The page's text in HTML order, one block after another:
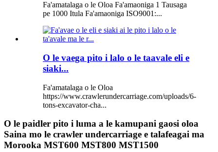
Fa'amatalaga o le Oloa Fa'amaoniga 1 Tausaga
pe 1000 Itula Fa'amaoniga ISO9001:...
O le vaega pito i lalo o le taavale eli e
siaki...
Fa'amatalaga o le Oloa
https://www.crawlerundercarriage.com/uploads/6-
tons-excavator-cha...
O le paidler pito i luma a le kamupani gaosi oloa
Saina mo le crawler undercarriage e talafeagai ma
Morooka MST600 MST800 MST1500